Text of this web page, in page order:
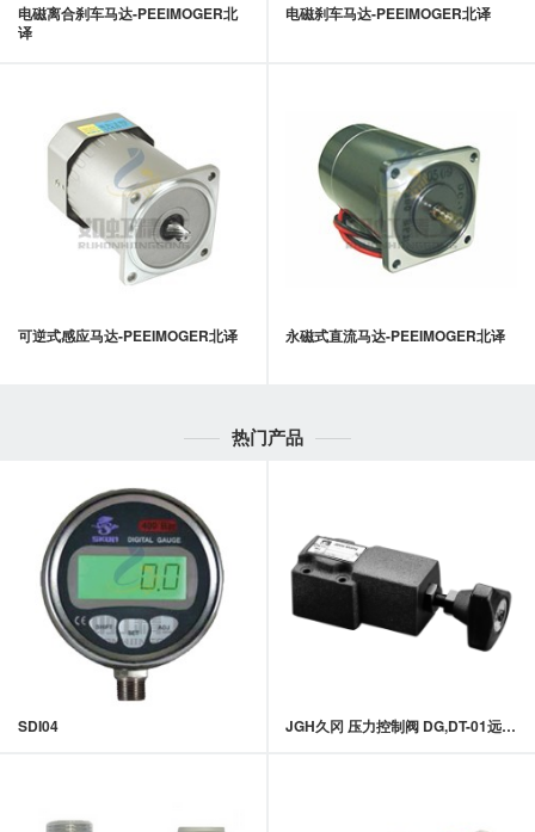
电磁离合刹车马达-PEEIMOGER北
译
电磁刹车马达-PEEIMOGER北译
可逆式感应马达-PEEIMOGER北译 永磁式直流马达-PEEIMOGER北译
热门产品
SDI04 JGH久冈 压力控制阀 DG,DT-01远程控制溢流阀